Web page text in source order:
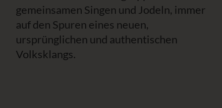
gemeinsamen Singen und Jodeln, immer
auf den Spuren eines neuen,
ursprünglichen und authentischen
Volksklangs.